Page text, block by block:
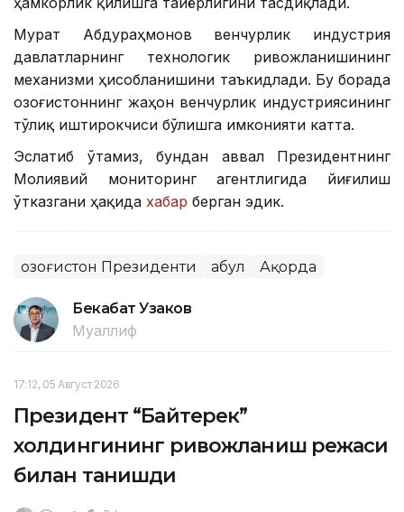
Мурат Абдураҳмонов венчурлик индустрия
давлатларнинг технологик ривожланишининг
механизми ҳисобланишини таъкидлади. Бу борада
Қозоғистоннинг жаҳон венчурлик индустриясининг
тўлиқ иштирокчиси бўлишга имконияти катта.
Эслатиб ўтамиз, бундан аввал Президентнинг
Молиявий мониторинг агентлигида йиғилиш
ўтказгани ҳақида хабар берган эдик.
Қозоғистон Президенти Қабул Ақорда
Бекабат Узаков
Муаллиф
17:12, 05 Август 2026
Президент “Байтерек”
холдингининг ривожланиш режаси
билан танишди